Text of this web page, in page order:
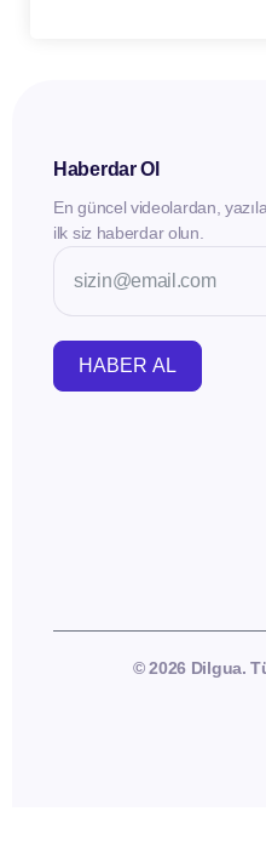
Haberdar Ol
En güncel videolardan,
ilk siz haberdar olun.
HABER AL
© 2026 Dilgua.